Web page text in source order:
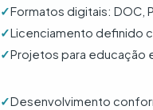
Formatos digitais: DOC,
Licenciamento definido
Projetos para educação
Desenvolvimento